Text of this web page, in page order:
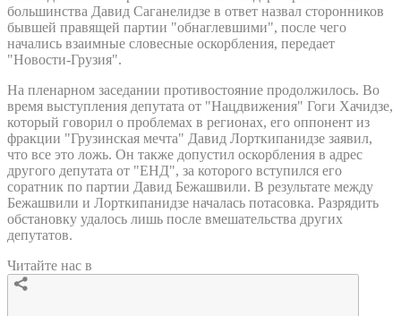
большинства Давид Саганелидзе в ответ назвал сторонников
бывшей правящей партии "обнаглевшими", после чего
начались взаимные словесные оскорбления, передает
"Новости-Грузия".
На пленарном заседании противостояние продолжилось. Во
время выступления депутата от "Нацдвижения" Гоги Хачидзе,
который говорил о проблемах в регионах, его оппонент из
фракции "Грузинская мечта" Давид Лорткипанидзе заявил,
что все это ложь. Он также допустил оскорбления в адрес
другого депутата от "ЕНД", за которого вступился его
соратник по партии Давид Бежашвили. В результате между
Бежашвили и Лорткипанидзе началась потасовка. Разрядить
обстановку удалось лишь после вмешательства других
депутатов.
Читайте нас в